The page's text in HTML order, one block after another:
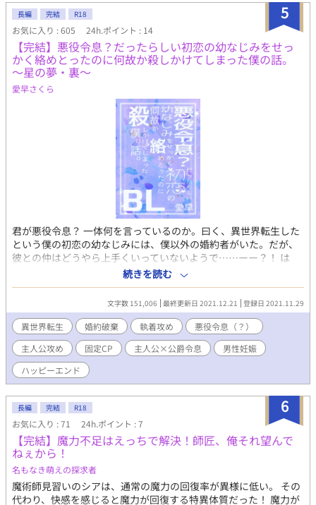
5
長編 完結 R18
お気に入り : 605 24h.ポイント : 14
【完結】悪役令息？だったらしい初恋の幼なじみをせっ
かく絡めとったのに何故か殺しかけてしまった僕の話。
～星の夢・裏～
愛早さくら
君が悪役令息？ 一体何を言っているのか。曰く、異世界転生した
という僕の初恋の幼なじみには、僕以外の婚約者がいた。だが、
彼との仲はどうやら上手くいっていないようで……ーー？！ は
は、上手くいくはずがないよね、だって君も彼も両方受け身志望
だもの。大丈夫、僕は君が手に入るならなんでもいいよ。 本人に
は気取られないよう周囲に働きかけて、学園卒業後すぐに、婚約
破棄されたばかりの幼なじみを何とか絡めとったのだけど、僕が
あまりに強引すぎたせいか、ちょっとしたすれ違いから幼なじみ
を殺しかけてしまう。 こんなにも君を求めているのに。僕はどう
すればよかったのだろう？ この世界は前世でプレイしたことのあ
る乙女ゲームの世界で自分は悪役令息なのだという最愛の公爵令
息を、策略を巡らせて（？）孕ませることでまんまと自分の妃に
新していた「婚約破棄された婚約者を妹に譲ったら何故か幼なじ
みの皇太子に溺愛されることになったのだが。」の殿下視点の話
になります。 ・これだけでも読めるように書くつもりですが、エ
ピソード的な内容は前述の「婚約破棄され（ry」と全く同じで
す。 ・そちらをお読みの方は、少し違う雰囲気をお楽しみ頂ける
のではと。また、あちらでは分かりにくかった裏側的なものも、
こちらで少し、わかりやすくなるかもしれません。 ・男性妊娠も
可能な魔力とか魔術とか魔法とかがある世界です。 ・R18描写が
続きを読む
文字数 151,006 最終更新日 2021.12.21 登録日 2021.11.29
異世界転生 婚約破棄 執着攻め
悪役令息（？）
主人公攻め
固定CP 主人公×公爵令息
男性妊娠
ハッピーエンド
6
長編 完結 R18
お気に入り : 71 24h.ポイント : 7
【完結】魔力不足はえっちで解決！師匠、俺それ望んで
ねぇから！
名もなき萌えの探求者
魔術師見習いのシアは、通常の魔力の回復率が異様に低い。 その
代わり、快感を感じると魔力が回復する特異体質だった！ 魔力が